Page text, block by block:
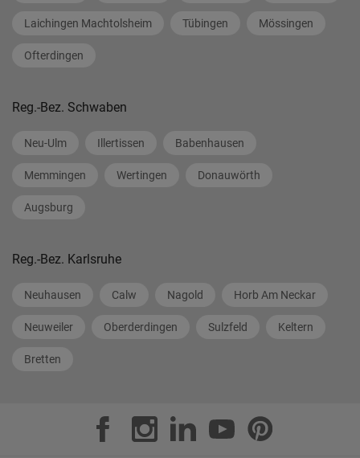
Laichingen Machtolsheim Tübingen Mössingen
Ofterdingen
Reg.-Bez. Schwaben
Neu-Ulm Illertissen Babenhausen
Memmingen Wertingen Donauwörth
Augsburg
Reg.-Bez. Karlsruhe
Neuhausen Calw Nagold Horb Am Neckar
Neuweiler Oberderdingen Sulzfeld Keltern
Bretten